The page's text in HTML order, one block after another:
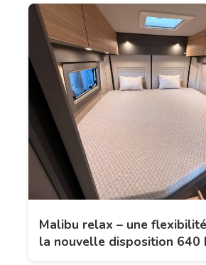
Malibu relax – une
la nouvelle disposition 640